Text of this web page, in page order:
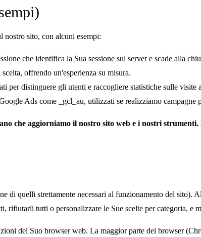
nostro sito, con alcuni esempi:
che identifica la Sua sessione sul server e scade alla
offrendo un'esperienza su misura.
per distinguere gli utenti e raccogliere statistiche sulle visite
Ads come _gcl_au, utilizzati se realizziamo campagne
che aggiorniamo il nostro sito web e i nostri
di quelli strettamente necessari al funzionamento del sito).
rifiutarli tutti o personalizzare le Sue scelte per categoria, e
del Suo browser web. La maggior parte dei browser